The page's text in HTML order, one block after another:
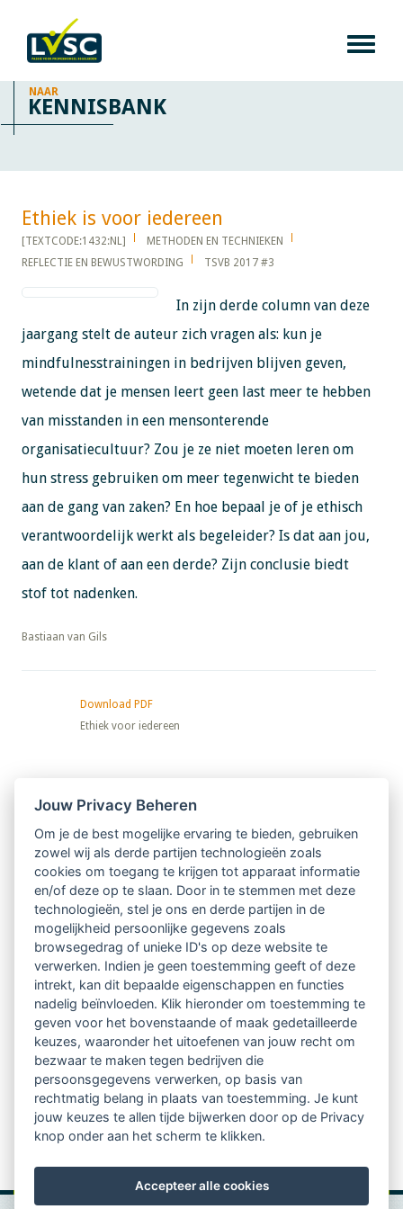
NAAR
KENNISBANK
Ethiek is voor iedereen​​​​​​
[TEXTCODE:1432:NL]
METHODEN EN TECHNIEKEN
REFLECTIE EN BEWUSTWORDING
TSVB 2017 #3
In zijn derde column van deze
jaargang stelt de auteur zich vragen als: kun je
mindfulnesstrainingen in bedrijven blijven geven,
wetende dat je mensen leert geen last meer te hebben
van misstanden in een mensonterende
organisatiecultuur? Zou je ze niet moeten leren om
hun stress gebruiken om meer tegenwicht te bieden
aan de gang van zaken? En hoe bepaal je of je ethisch
verantwoordelijk werkt als begeleider? Is dat aan jou,
aan de klant of aan een derde? Zijn conclusie biedt
stof tot nadenken.
​​​​​​​Bastiaan van Gils
Download PDF
Ethiek voor iedereen
Nieuwsbrief
Ontvang 10 x per jaar de LVSC-
relatienieuwsbrief met o.a.:
vrij toegankelijke TsvB-artikelen
nieuws op het vlak van professioneel
begeleiden
informatie over LVSC-activiteiten
Aanmelden nieuwsbrief
Jouw Privacy Beheren
Om je de best mogelijke ervaring te bieden, gebruiken
zowel wij als derde partijen technologieën zoals
cookies om toegang te krijgen tot apparaat informatie
en/of deze op te slaan. Door in te stemmen met deze
technologieën, stel je ons en derde partijen in de
mogelijkheid persoonlijke gegevens zoals
browsegedrag of unieke ID's op deze website te
verwerken. Indien je geen toestemming geeft of deze
intrekt, kan dit bepaalde eigenschappen en functies
nadelig beïnvloeden. Klik hieronder om toestemming te
geven voor het bovenstaande of maak gedetailleerde
keuzes, waaronder het uitoefenen van jouw recht om
bezwaar te maken tegen bedrijven die
persoonsgegevens verwerken, op basis van
rechtmatig belang in plaats van toestemming. Je kunt
jouw keuzes te allen tijde bijwerken door op de Privacy
knop onder aan het scherm te klikken.
Accepteer alle cookies